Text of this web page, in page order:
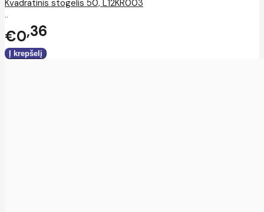
Kvadratinis stogelis 50, L12KR003
..
€0 36